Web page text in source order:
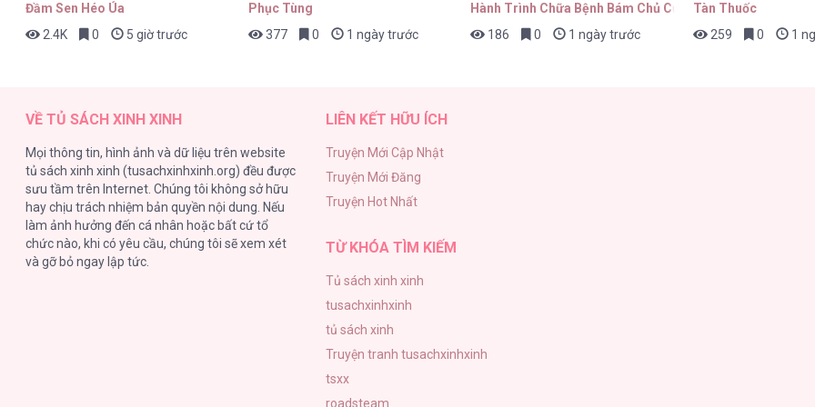
TƯ DUY NGƯỢC [...] – Chap 19
TƯ DUY NGƯỢC [...] – Chap 18
Đầm Sen Héo Úa
2.4K
0 5 giờ trước
Phục Tùng
377
0 1 ngày trước
Hành Trình Chữa Bệnh Bám Chủ Của Cún Nhà Tôi
186
0 1 ngày trước
Tàn Thuốc
259
0 1
VỀ TỦ SÁCH XINH XINH
Mọi thông tin, hình ảnh và dữ liệu trên website
tủ sách xinh xinh (tusachxinhxinh.org) đều được
sưu tầm trên Internet. Chúng tôi không sở hữu
hay chịu trách nhiệm bản quyền nội dung. Nếu
làm ảnh hưởng đến cá nhân hoặc bất cứ tổ
chức nào, khi có yêu cầu, chúng tôi sẽ xem xét
và gỡ bỏ ngay lập tức.
LIÊN KẾT HỮU ÍCH
Truyện Mới Cập Nhật
Truyện Mới Đăng
Truyện Hot Nhất
TỪ KHÓA TÌM KIẾM
Tủ sách xinh xinh
tusachxinhxinh
tủ sách xinh
Truyện tranh tusachxinhxinh
tsxx
roadsteam